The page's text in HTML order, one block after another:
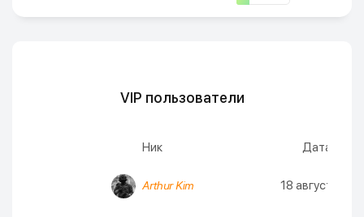
VIP пользователи
Ник Дата
Arthur Kim 18 августа